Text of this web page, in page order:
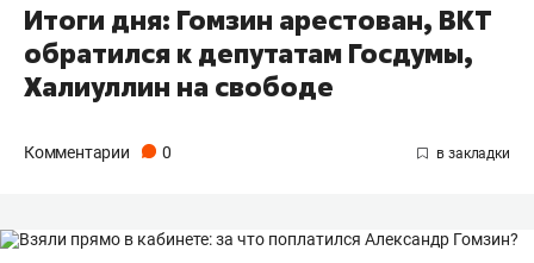
Итоги дня: Гомзин арестован, ВКТ
обратился к депутатам Госдумы,
Халиуллин на свободе
Комментарии 0